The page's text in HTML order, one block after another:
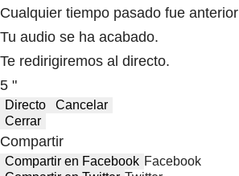
Cualquier tiempo pasado fue anterior
Tu audio se ha acabado.
Te redirigiremos al directo.
5 "
Directo
Cancelar
Cerrar
Compartir
Compartir en Facebook Facebook